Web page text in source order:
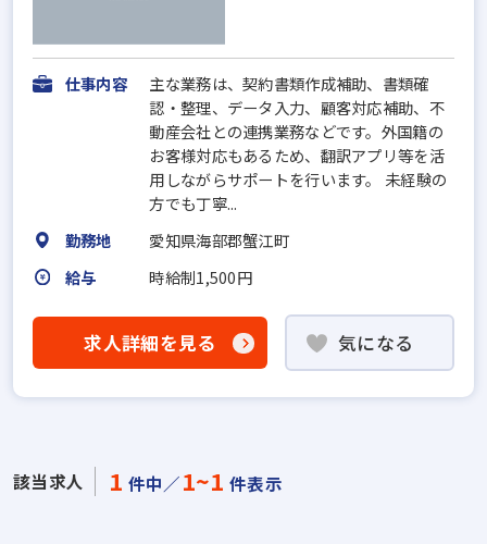
仕事内容
主な業務は、契約書類作成補助、書類確
認・整理、データ入力、顧客対応補助、不
動産会社との連携業務などです。外国籍の
お客様対応もあるため、翻訳アプリ等を活
用しながらサポートを行います。 未経験の
方でも丁寧...
勤務地
愛知県海部郡蟹江町
給与
時給制1,500円
求人詳細を見る 気になる
該当求人 1 件中／1~1 件表示